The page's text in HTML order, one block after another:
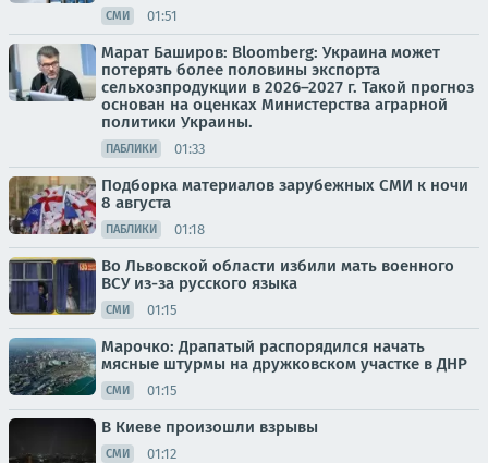
СМИ 01:51
Марат Баширов: Bloomberg: Украина может
потерять более половины экспорта
сельхозпродукции в 2026–2027 г. Такой прогноз
основан на оценках Министерства аграрной
политики Украины.
ПАБЛИКИ 01:33
Подборка материалов зарубежных СМИ к ночи
8 августа
ПАБЛИКИ 01:18
Во Львовской области избили мать военного
ВСУ из-за русского языка
СМИ 01:15
Марочко: Драпатый распорядился начать
мясные штурмы на дружковском участке в ДНР
СМИ 01:15
В Киеве произошли взрывы
СМИ 01:12